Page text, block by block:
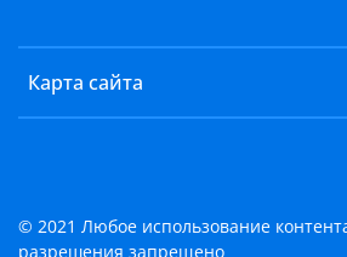
Карта сайта
© 2021 Любое использование
разрешения запрещено